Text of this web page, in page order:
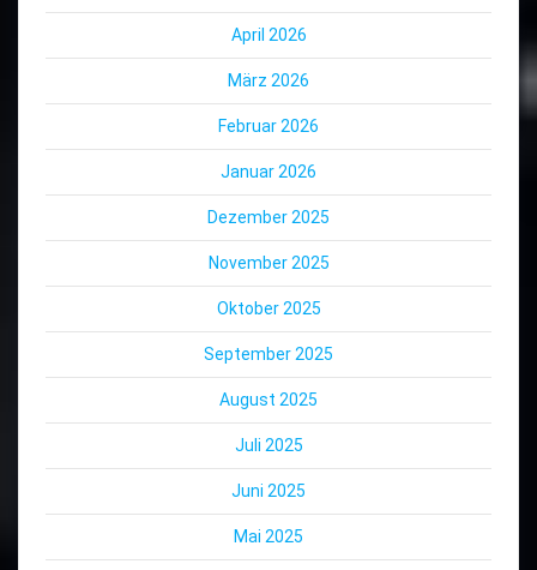
April 2026
März 2026
Februar 2026
Januar 2026
Dezember 2025
November 2025
Oktober 2025
September 2025
August 2025
Juli 2025
Juni 2025
Mai 2025